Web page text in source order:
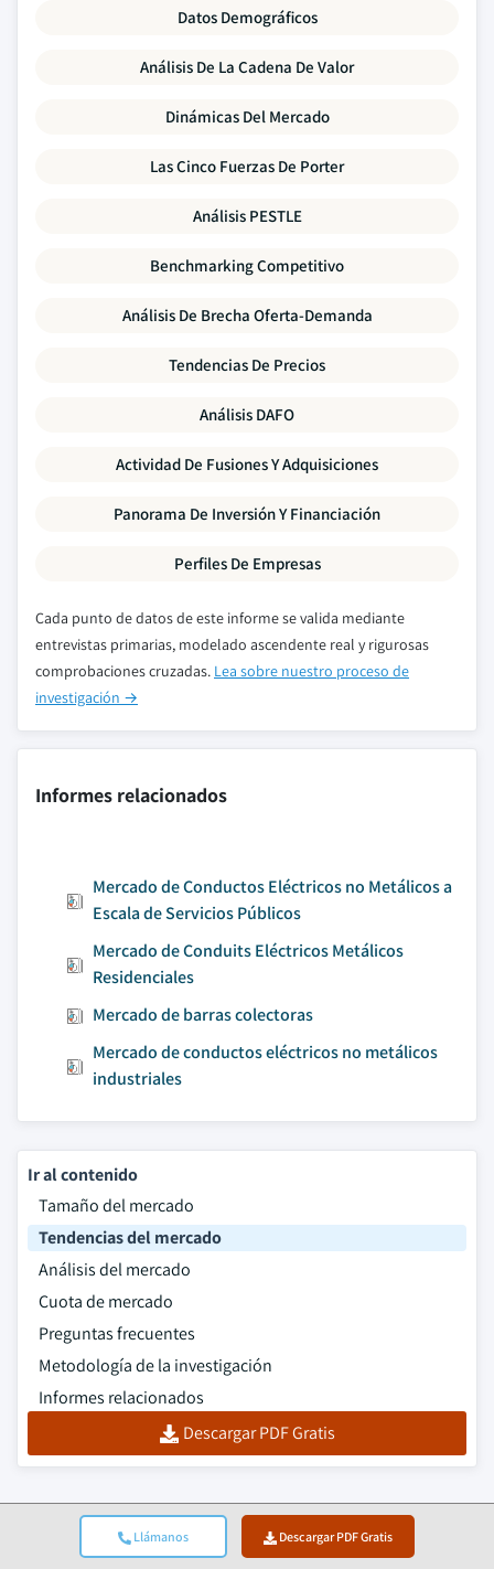
Llámanos Descargar PDF Gratis
Datos Demográficos
Análisis De La Cadena De Valor
Dinámicas Del Mercado
Las Cinco Fuerzas De Porter
Análisis PESTLE
Benchmarking Competitivo
Análisis De Brecha Oferta-Demanda
Tendencias De Precios
Análisis DAFO
Actividad De Fusiones Y Adquisiciones
Panorama De Inversión Y Financiación
Perfiles De Empresas
Cada punto de datos de este informe se valida mediante
entrevistas primarias, modelado ascendente real y rigurosas
comprobaciones cruzadas. Lea sobre nuestro proceso de
investigación →
Informes relacionados
Mercado de Conductos Eléctricos no Metálicos a
Escala de Servicios Públicos
Mercado de Conduits Eléctricos Metálicos
Residenciales
Mercado de barras colectoras
Mercado de conductos eléctricos no metálicos
industriales
Ir al contenido
Tamaño del mercado
Tendencias del mercado
Análisis del mercado
Cuota de mercado
Preguntas frecuentes
Metodología de la investigación
Informes relacionados
Descargar PDF Gratis